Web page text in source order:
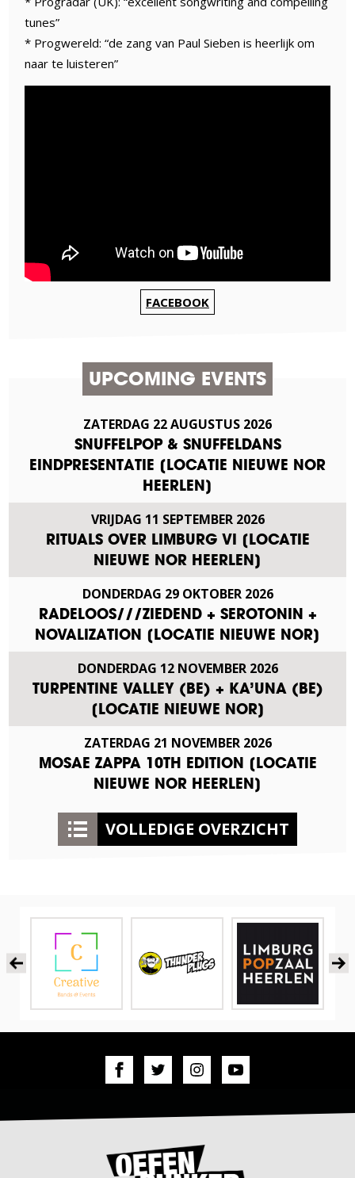
tunes”
* Progwereld: “de zang van Paul Sieben is heerlijk om
naar te luisteren”
FACEBOOK
UPCOMING EVENTS
ZATERDAG 22AUGUSTUS 2026
SNUFFELPOP & SNUFFELDANS
EINDPRESENTATIE [LOCATIE NIEUWE NOR
HEERLEN]
VRIJDAG 11 SEPTEMBER 2026
RITUALS OVER LIMBURG VI [LOCATIE
NIEUWE NOR HEERLEN]
DONDERDAG 29 OKTOBER 2026
RADELOOS///ZIEDEND + SEROTONIN +
NOVALIZATION [LOCATIE NIEUWE NOR]
DONDERDAG 12 NOVEMBER 2026
TURPENTINE VALLEY (BE) + KA’UNA (BE)
[LOCATIE NIEUWE NOR]
ZATERDAG 21 NOVEMBER 2026
MOSAE ZAPPA 10TH EDITION [LOCATIE
NIEUWE NOR HEERLEN]
VOLLEDIGE OVERZICHT